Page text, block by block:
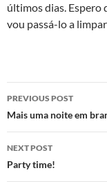
últimos dias. Espero
vou passá-lo a
Post
navigation
PREVIOUS POST
Mais uma noite em
NEXT POST
Party time!